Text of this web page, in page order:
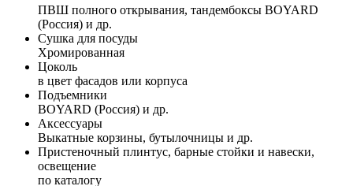
ПВШ полного открывания, тандембоксы BOYARD
(Россия) и др.
Сушка для посуды
Хромированная
Цоколь
в цвет фасадов или корпуса
Подъемники
BOYARD (Россия) и др.
Аксессуары
Выкатные корзины, бутылочницы и др.
Пристеночный плинтус, барные стойки и навески,
освещение
по каталогу